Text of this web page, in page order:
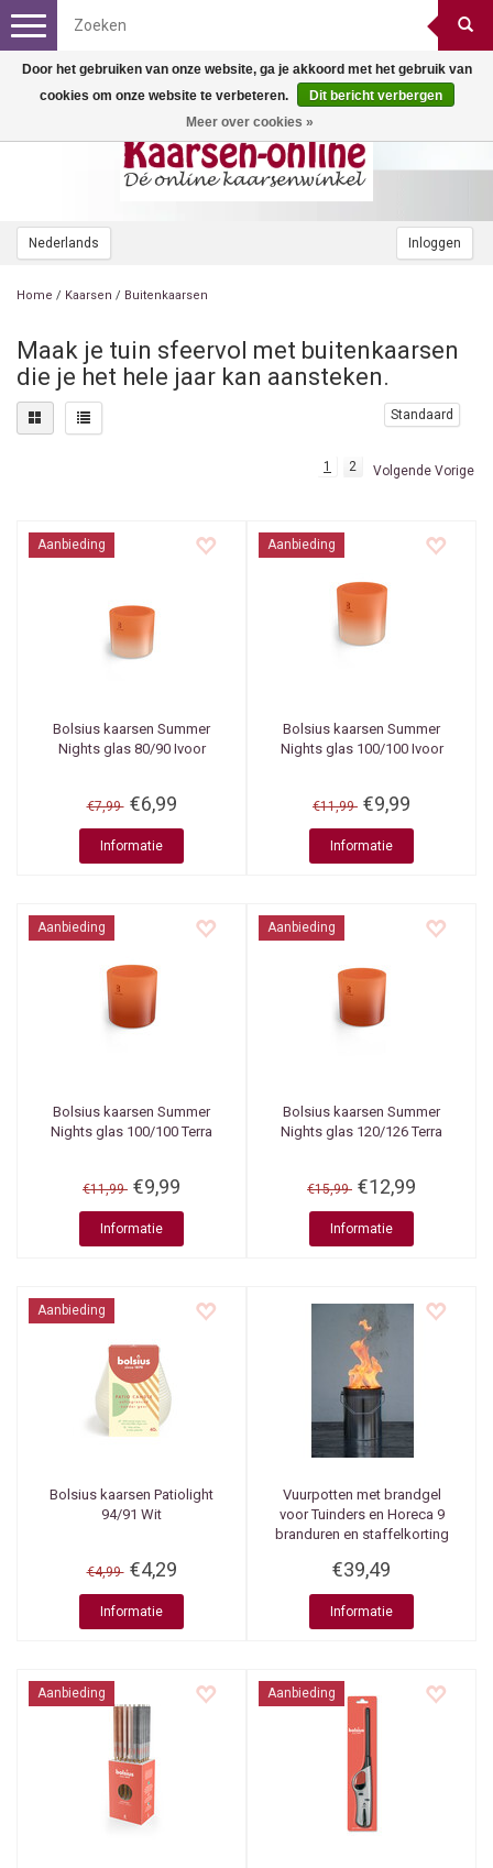
Nederlands Inloggen
Toggle
navigation
Home / Kaarsen / Buitenkaarsen
Maak je tuin sfeervol met buitenkaarsen
die je het hele jaar kan aansteken.
Standaard
1 2 Volgende Vorige
Aanbieding
Bolsius kaarsen Summer
Nights glas 80/90 Ivoor
€7,99 €6,99
Informatie
Aanbieding
Bolsius kaarsen Summer
Nights glas 100/100 Ivoor
€11,99 €9,99
Informatie
Aanbieding
Bolsius kaarsen Summer
Nights glas 100/100 Terra
€11,99 €9,99
Informatie
Aanbieding
Bolsius kaarsen Summer
Nights glas 120/126 Terra
€15,99 €12,99
Informatie
Aanbieding
Bolsius kaarsen Patiolight
94/91 Wit
€4,99 €4,29
Informatie
Vuurpotten met brandgel
voor Tuinders en Horeca 9
branduren en staffelkorting
€39,49
Informatie
Aanbieding Aanbieding
Door het gebruiken van onze website, ga je akkoord met het gebruik van
cookies om onze website te verbeteren.
Dit bericht verbergen
Meer over cookies »